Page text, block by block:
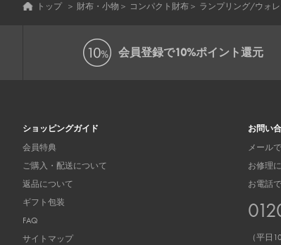
トップ ＞ 財布・小物 ＞ コンパクト財布＞ ランプリング/ウォ
会員登録で10%ポイント還元
ショッピングガイド
会員特典
ご購入・配送について
返品について
ギフト包装
FAQ
サイトマップ
お問い
メール
お修理
お電話
（平日